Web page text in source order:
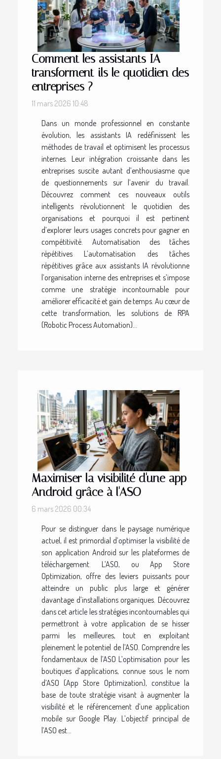
Comment les assistants IA
transforment-ils le quotidien des
entreprises ?
11 mars 2026 10:48
Dans un monde professionnel en constante
évolution, les assistants IA redéfinissent les
méthodes de travail et optimisent les processus
internes. Leur intégration croissante dans les
entreprises suscite autant d’enthousiasme que
de questionnements sur l’avenir du travail.
Découvrez comment ces nouveaux outils
intelligents révolutionnent le quotidien des
organisations et pourquoi il est pertinent
d’explorer leurs usages concrets pour gagner en
compétitivité. Automatisation des tâches
répétitives L’automatisation des tâches
répétitives grâce aux assistants IA révolutionne
l’organisation interne des entreprises et s’impose
comme une stratégie incontournable pour
améliorer efficacité et gain de temps. Au cœur de
cette transformation, les solutions de RPA
(Robotic Process Automation)...
Maximiser la visibilité d'une app
Android grâce à l'ASO
6 mars 2026 00:34
Pour se distinguer dans le paysage numérique
actuel, il est primordial d’optimiser la visibilité de
son application Android sur les plateformes de
téléchargement. L’ASO, ou App Store
Optimization, offre des leviers puissants pour
atteindre un public plus large et générer
davantage d’installations organiques. Découvrez
dans cet article les stratégies incontournables qui
permettront à votre application de se hisser
parmi les meilleures, tout en exploitant
pleinement le potentiel de l’ASO. Comprendre les
fondamentaux de l’ASO L’optimisation pour les
boutiques d’applications, connue sous le nom
d’ASO (App Store Optimization), constitue la
base de toute stratégie visant à augmenter la
visibilité et le référencement d’une application
mobile sur Google Play. L’objectif principal de
l’ASO est...